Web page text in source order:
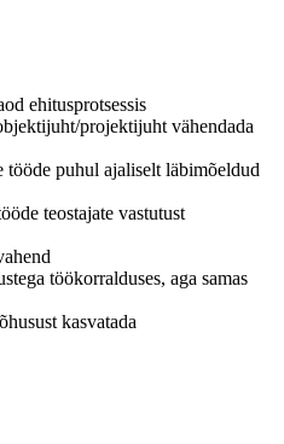
ehitusprotsessis
projektijuht vähendada
puhul ajaliselt läbimõeldud
teostajate vastutust
töökorralduses, aga samas
kasvatada